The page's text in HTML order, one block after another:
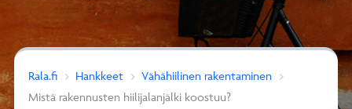
Rala.fi Hankkeet
Vähähiilinen rakentaminen
Mistä rakennusten hiilijalanjälki koostuu?